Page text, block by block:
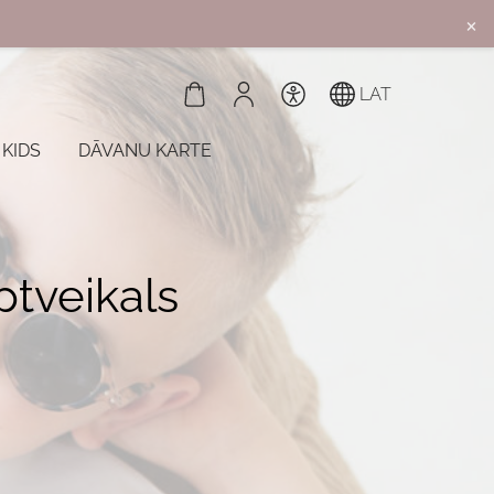
×
DĀVANU KARTE
LAT